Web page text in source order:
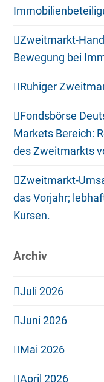
Zweitmarkt-
Bewegung bei
Ruhiger
Fondsbörse
Markets Bereich:
des Zweitmarkts
Zweitmarkt-
das Vorjahr;
Kursen.
Archiv
Juli 2026
Juni 2026
Mai 2026
April 2026